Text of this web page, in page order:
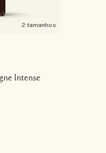
2 tamanhos
Intense